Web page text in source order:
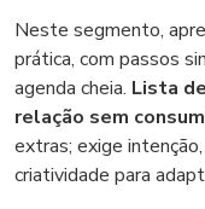
Neste segmento,
prática, com passos
agenda cheia. Lista
relação sem
extras; exige
criatividade para